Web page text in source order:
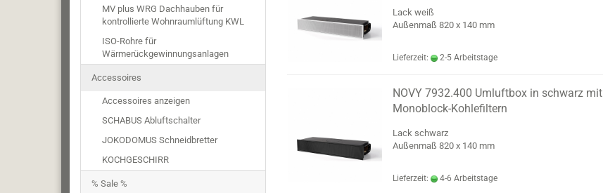
Lack weiß
Außenmaß 820 x 140 mm
Lieferzeit: 2-5 Arbeitstage
NOVY 7932.400 Umluftbox in schwarz mit
Monoblock-Kohlefiltern
Lack schwarz
Außenmaß 820 x 140 mm
Lieferzeit: 4-6 Arbeitstage
MV plus WRG Dachhauben für
kontrollierte Wohnraumlüftung KWL
ISO-Rohre für
Wärmerückgewinnungsanlagen
Accessoires
Accessoires anzeigen
SCHABUS Abluftschalter
JOKODOMUS Schneidbretter
KOCHGESCHIRR
% Sale %